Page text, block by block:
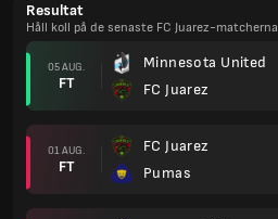
Resultat
Håll koll på de senaste FC Juarez-matcherna
05 AUG.
FT
Minnesota United
FC Juarez
01 AUG.
FT
FC Juarez
Pumas